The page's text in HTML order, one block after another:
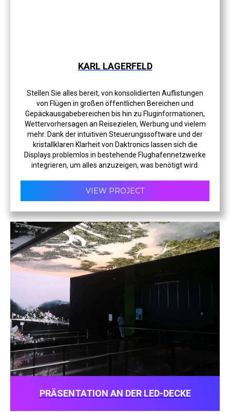
KARL LAGERFELD
Stellen Sie alles bereit, von konsolidierten Auflistungen
von Flügen in großen öffentlichen Bereichen und
Gepäckausgabebereichen bis hin zu Fluginformationen,
Wettervorhersagen an Reisezielen, Werbung und vielem
mehr. Dank der intuitiven Steuerungssoftware und der
kristallklaren Klarheit von Daktronics lassen sich die
Displays problemlos in bestehende Flughafennetzwerke
integrieren, um alles anzuzeigen, was benötigt wird.
VIEW PROJECT
PRÄSENTATION AN DER LED-DECKE